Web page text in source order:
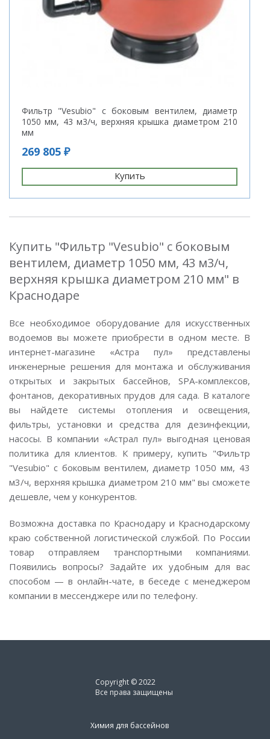
Фильтр "Vesubio" с боковым вентилем, диаметр
1050 мм, 43 м3/ч, верхняя крышка диаметром 210
мм
269 805 ₽
Купить
Купить "Фильтр "Vesubio" с боковым
вентилем, диаметр 1050 мм, 43 м3/ч,
верхняя крышка диаметром 210 мм" в
Краснодаре
Все необходимое оборудование для искусственных
водоемов вы можете приобрести в одном месте. В
интернет-магазине «Астра пул» представлены
инженерные решения для монтажа и обслуживания
открытых и закрытых бассейнов, SPA-комплексов,
фонтанов, декоративных прудов для сада. В каталоге
вы найдете системы отопления и освещения,
фильтры, установки и средства для дезинфекции,
насосы. В компании «Астрал пул» выгодная ценовая
политика для клиентов. К примеру, купить "Фильтр
"Vesubio" с боковым вентилем, диаметр 1050 мм, 43
м3/ч, верхняя крышка диаметром 210 мм" вы сможете
дешевле, чем у конкурентов.
Возможна доставка по Краснодару и Краснодарскому
краю собственной логистической службой. По России
товар отправляем транспортными компаниями.
Появились вопросы? Задайте их удобным для вас
способом — в онлайн-чате, в беседе с менеджером
компании в мессенджере или по телефону.
Copyright © 2022
Все права защищены
Химия для бассейнов